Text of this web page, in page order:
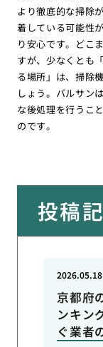
より徹底的な掃除
着している可能性
り安心です。どこ
すが、少なくとも
る場所」は、掃除
しょう。バルサン
な後処理を行うこ
のです。
投稿
京都府
ンキン
ぐ業者
2026.05.18